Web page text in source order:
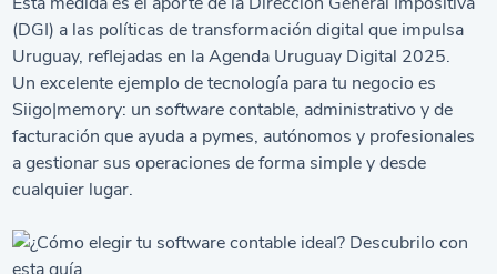
(DGI) a las políticas de transformación digital que impulsa
Uruguay, reflejadas en la Agenda Uruguay Digital 2025.
Un excelente ejemplo de tecnología para tu negocio es
Siigo|memory: unsoftwarecontable, administrativo y de
facturación que ayuda a pymes, autónomos y profesionales
a gestionar sus operaciones de forma simple y desde
cualquier lugar.